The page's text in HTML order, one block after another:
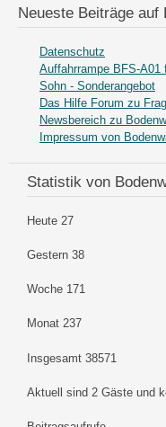
Neueste Beiträge auf
Datenschutz
Auffahrrampe BFS-A01
Sohn - Sonderangebot
Das Hilfe Forum zu
Newsbereich zu
Impressum von
Statistik von
Heute 27
Gestern 38
Woche 171
Monat 237
Insgesamt 38571
Aktuell sind 2 Gäste und